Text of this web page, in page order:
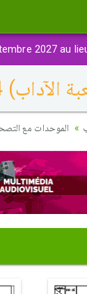
2027 au
الإستدراكية - التصحيح
الموحدات مع